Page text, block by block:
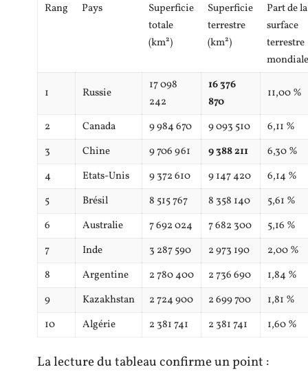
Rang Pays
Superficie
totale
(km²)
Superficie
terrestre
(km²)
Part de la
surface
terrestre
mondiale
1 Russie
17 098
242
16 376
870
11,00 %
2 Canada 9 984 670 9 093 510
6,11 %
3
Chine 9 706 961 9 388 211
6,30 %
4
Etats-Unis 9 372 610 9 147 420
6,14 %
5
Brésil 8 515 767 8 358 140
5,61 %
6
Australie 7 692 024 7 682 300
5,16 %
7
Inde 3 287 590 2 973 190
2,00 %
8
Argentine 2 780 400 2 736 690
1,84 %
9
Kazakhstan 2 724 900 2 699 700
1,81 %
10
Algérie 2 381 741 2 381 741 1,60 %
La lecture du tableau confirme un point :